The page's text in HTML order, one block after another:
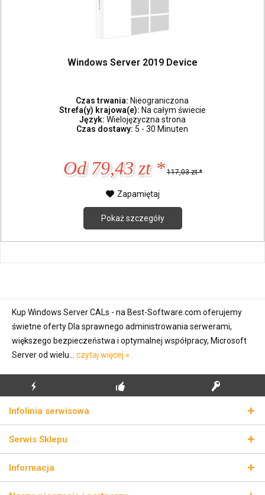
Windows Server 2019 Device
Czas trwania: Nieograniczona
Strefa(y) krajowa(e): Na całym świecie
Język: Wielojęzyczna strona
Czas dostawy: 5 - 30 Minuten
Od 79,43 zt * 117,03 zt *
Zapamiętaj
Pokaż szczegóły
Kup Windows Server CALs - na Best-Software.com oferujemy
świetne oferty Dla sprawnego administrowania serwerami,
większego bezpieczeństwa i optymalnej współpracy, Microsoft
Server od wielu... czytaj więcej »
WYSYŁKA
Infolinia serwisowa
Serwis Sklepu
Informacja